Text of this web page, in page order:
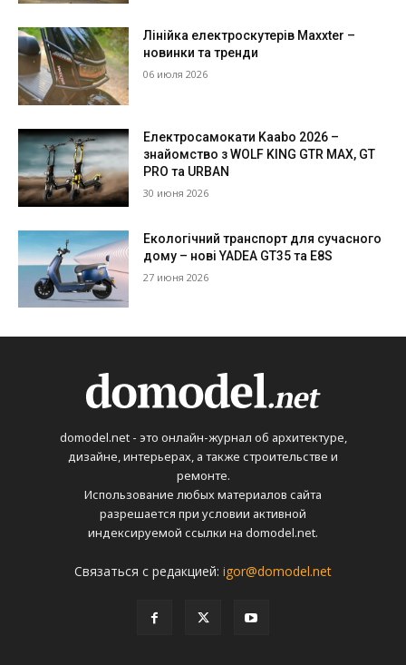
Лінійка електроскутерів Maxxter –
новинки та тренди
06 июля 2026
Електросамокати Kaabo 2026 –
знайомство з WOLF KING GTR MAX, GT
PRO та URBAN
30 июня 2026
Екологічний транспорт для сучасного
дому – нові YADEA GT35 та E8S
27 июня 2026
domodel.net - это онлайн-журнал об архитектуре,
дизайне, интерьерах, а также строительстве и
ремонте.
Использование любых материалов сайта
разрешается при условии активной
индексируемой ссылки на domodel.net.
Связаться с редакцией: igor@domodel.net